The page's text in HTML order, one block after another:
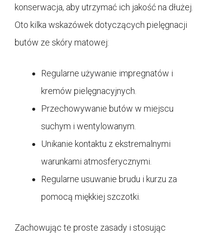
konserwacja, aby utrzymać ich jakość na dłużej.
Oto kilka wskazówek dotyczących pielęgnacji
butów ze skóry matowej:
Regularne używanie impregnatów i
kremów pielęgnacyjnych.
Przechowywanie butów w miejscu
suchym i wentylowanym.
Unikanie kontaktu z ekstremalnymi
warunkami atmosferycznymi.
Regularne usuwanie brudu i kurzu za
pomocą miękkiej szczotki.
Zachowując te proste zasady i stosując